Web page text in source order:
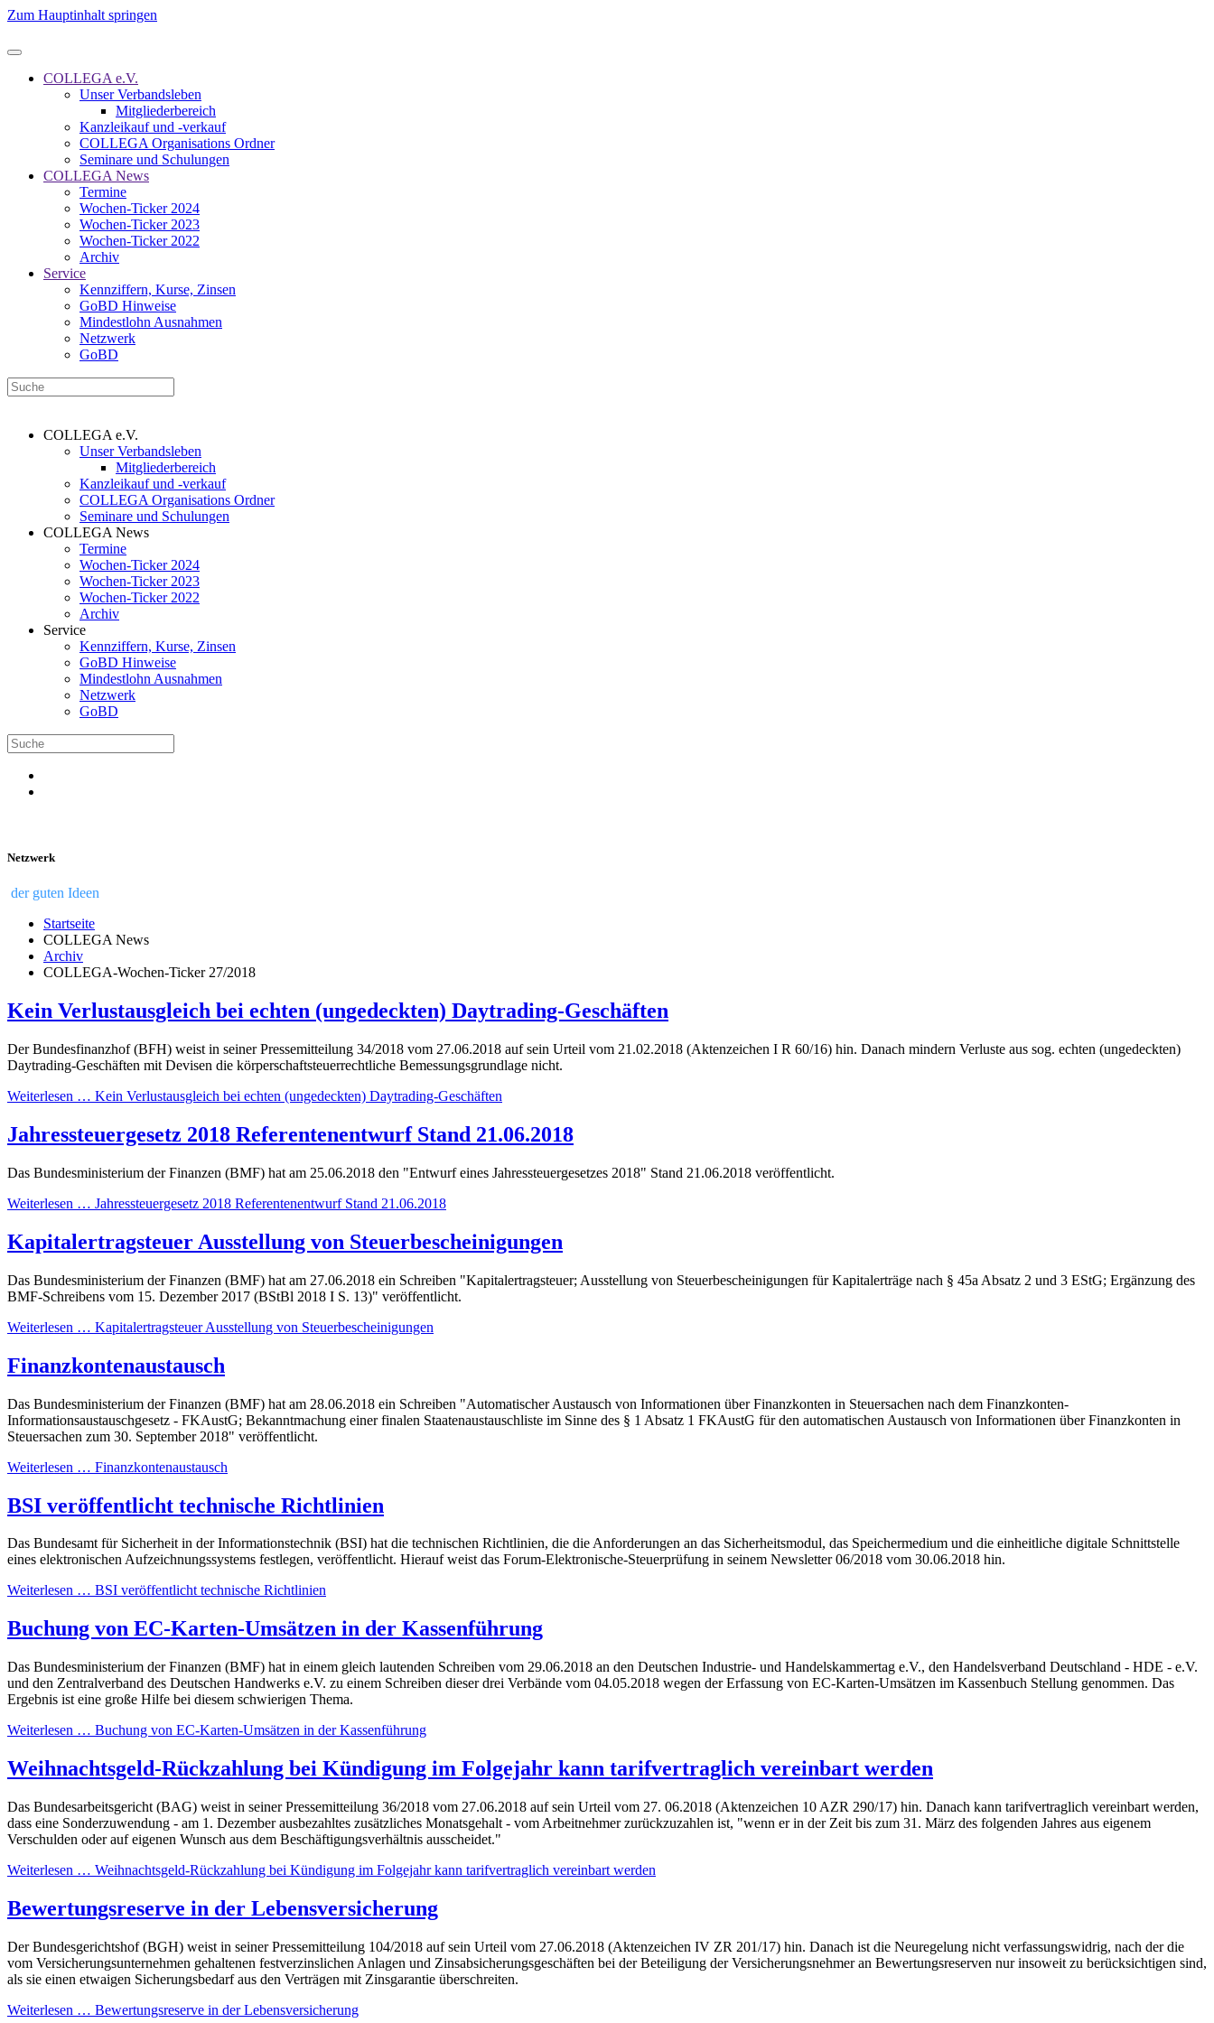
Zum Hauptinhalt springen
COLLEGA e.V.
Unser Verbandsleben
Mitgliederbereich
Kanzleikauf und -verkauf
COLLEGA Organisations Ordner
Seminare und Schulungen
COLLEGA News
Termine
Wochen-Ticker 2024
Wochen-Ticker 2023
Wochen-Ticker 2022
Archiv
Service
Kennziffern, Kurse, Zinsen
GoBD Hinweise
Mindestlohn Ausnahmen
Netzwerk
GoBD
COLLEGA e.V.
Unser Verbandsleben
Mitgliederbereich
Kanzleikauf und -verkauf
COLLEGA Organisations Ordner
Seminare und Schulungen
COLLEGA News
Termine
Wochen-Ticker 2024
Wochen-Ticker 2023
Wochen-Ticker 2022
Archiv
Service
Kennziffern, Kurse, Zinsen
GoBD Hinweise
Mindestlohn Ausnahmen
Netzwerk
GoBD
Netzwerk
der guten Ideen
Startseite
COLLEGA News
Archiv
COLLEGA-Wochen-Ticker 27/2018
Kein Verlustausgleich bei echten (ungedeckten) Daytrading-Geschäften
Der Bundesfinanzhof (BFH) weist in seiner Pressemitteilung 34/2018 vom 27.06.2018 auf sein Urteil vom 21.02.2018 (Aktenzeichen I R 60/16) hin. Danach mindern Verluste aus sog. echten (ungedeckten)
Daytrading-Geschäften mit Devisen die körperschaftsteuerrechtliche Bemessungsgrundlage nicht.
Weiterlesen … Kein Verlustausgleich bei echten (ungedeckten) Daytrading-Geschäften
Jahressteuergesetz 2018 Referentenentwurf Stand 21.06.2018
Das Bundesministerium der Finanzen (BMF) hat am 25.06.2018 den "Entwurf eines Jahressteuergesetzes 2018" Stand 21.06.2018 veröffentlicht.
Weiterlesen … Jahressteuergesetz 2018 Referentenentwurf Stand 21.06.2018
Kapitalertragsteuer Ausstellung von Steuerbescheinigungen
Das Bundesministerium der Finanzen (BMF) hat am 27.06.2018 ein Schreiben "Kapitalertragsteuer; Ausstellung von Steuerbescheinigungen für Kapitalerträge nach § 45a Absatz 2 und 3 EStG; Ergänzung des
BMF-Schreibens vom 15. Dezember 2017 (BStBl 2018 I S. 13)" veröffentlicht.
Weiterlesen … Kapitalertragsteuer Ausstellung von Steuerbescheinigungen
Finanzkontenaustausch
Das Bundesministerium der Finanzen (BMF) hat am 28.06.2018 ein Schreiben "Automatischer Austausch von Informationen über Finanzkonten in Steuersachen nach dem Finanzkonten-
Informationsaustauschgesetz - FKAustG; Bekanntmachung einer finalen Staatenaustauschliste im Sinne des § 1 Absatz 1 FKAustG für den automatischen Austausch von Informationen über Finanzkonten in
Steuersachen zum 30. September 2018" veröffentlicht.
Weiterlesen … Finanzkontenaustausch
BSI veröffentlicht technische Richtlinien
Das Bundesamt für Sicherheit in der Informationstechnik (BSI) hat die technischen Richtlinien, die die Anforderungen an das Sicherheitsmodul, das Speichermedium und die einheitliche digitale Schnittstelle
eines elektronischen Aufzeichnungssystems festlegen, veröffentlicht. Hierauf weist das Forum-Elektronische-Steuerprüfung in seinem Newsletter 06/2018 vom 30.06.2018 hin.
Weiterlesen … BSI veröffentlicht technische Richtlinien
Buchung von EC-Karten-Umsätzen in der Kassenführung
Das Bundesministerium der Finanzen (BMF) hat in einem gleich lautenden Schreiben vom 29.06.2018 an den Deutschen Industrie- und Handelskammertag e.V., den Handelsverband Deutschland - HDE - e.V.
und den Zentralverband des Deutschen Handwerks e.V. zu einem Schreiben dieser drei Verbände vom 04.05.2018 wegen der Erfassung von EC-Karten-Umsätzen im Kassenbuch Stellung genommen. Das
Ergebnis ist eine große Hilfe bei diesem schwierigen Thema.
Weiterlesen … Buchung von EC-Karten-Umsätzen in der Kassenführung
Weihnachtsgeld-Rückzahlung bei Kündigung im Folgejahr kann tarifvertraglich vereinbart werden
Das Bundesarbeitsgericht (BAG) weist in seiner Pressemitteilung 36/2018 vom 27.06.2018 auf sein Urteil vom 27. 06.2018 (Aktenzeichen 10 AZR 290/17) hin. Danach kann tarifvertraglich vereinbart werden,
dass eine Sonderzuwendung - am 1. Dezember ausbezahltes zusätzliches Monatsgehalt - vom Arbeitnehmer zurückzuzahlen ist, "wenn er in der Zeit bis zum 31. März des folgenden Jahres aus eigenem
Verschulden oder auf eigenen Wunsch aus dem Beschäftigungsverhältnis ausscheidet."
Weiterlesen … Weihnachtsgeld-Rückzahlung bei Kündigung im Folgejahr kann tarifvertraglich vereinbart werden
Bewertungsreserve in der Lebensversicherung
Der Bundesgerichtshof (BGH) weist in seiner Pressemitteilung 104/2018 auf sein Urteil vom 27.06.2018 (Aktenzeichen IV ZR 201/17) hin. Danach ist die Neuregelung nicht verfassungswidrig, nach der die
vom Versicherungsunternehmen gehaltenen festverzinslichen Anlagen und Zinsabsicherungsgeschäften bei der Beteiligung der Versicherungsnehmer an Bewertungsreserven nur insoweit zu berücksichtigen sind,
als sie einen etwaigen Sicherungsbedarf aus den Verträgen mit Zinsgarantie überschreiten.
Weiterlesen … Bewertungsreserve in der Lebensversicherung